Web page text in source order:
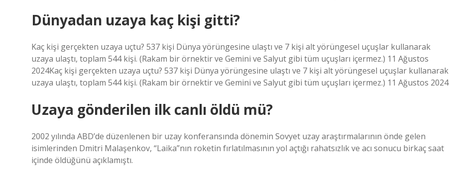
Dünyadan uzaya kaç kişi gitti?
Kaç kişi gerçekten uzaya uçtu? 537 kişi Dünya yörüngesine ulaştı ve 7 kişi alt yörüngesel uçuşlar kullanarak
uzaya ulaştı, toplam 544 kişi. (Rakam bir örnektir ve Gemini ve Salyut gibi tüm uçuşları içermez.) 11 Ağustos
2024Kaç kişi gerçekten uzaya uçtu? 537 kişi Dünya yörüngesine ulaştı ve 7 kişi alt yörüngesel uçuşlar kullanarak
uzaya ulaştı, toplam 544 kişi. (Rakam bir örnektir ve Gemini ve Salyut gibi tüm uçuşları içermez.) 11 Ağustos 2024
Uzaya gönderilen ilk canlı öldü mü?
2002 yılında ABD’de düzenlenen bir uzay konferansında dönemin Sovyet uzay araştırmalarının önde gelen
isimlerinden Dmitri Malaşenkov, “Laika”nın roketin fırlatılmasının yol açtığı rahatsızlık ve acı sonucu birkaç saat
içinde öldüğünü açıklamıştı.